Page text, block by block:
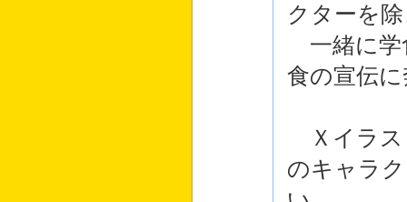
クターを
一緒に学
食の宣伝
Ｘイラス
のキャラ